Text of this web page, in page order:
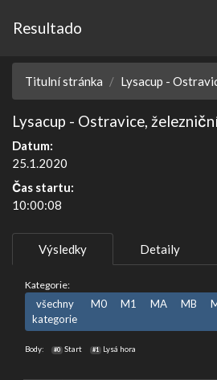
Resultado
Titulní stránka Lysacup -
Lysacup - Ostravice,
Datum:
25.1.2020
Čas startu:
10:00:08
Výsledky Detaily
Kategorie:
všechny
kategorie
M0 M1 MA MB
Body: #0 Start #1 Lysá hora